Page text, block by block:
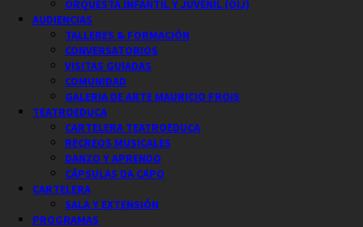
ORQUESTA INFANTIL Y JUVENIL (OIJ)
AUDIENCIAS
TALLERES & FORMACIÓN
CONVERSATORIOS
VISITAS GUIADAS
COMUNIDAD
GALERIA DE ARTE MAURICIO FROIS
TEATROEDUCA
CARTELERA TEATROEDUCA
RECREOS MUSICALES
DANZO Y APRENDO
CÁPSULAS DA CAPO
CARTELERA
SALA Y EXTENSIÓN
PROGRAMAS